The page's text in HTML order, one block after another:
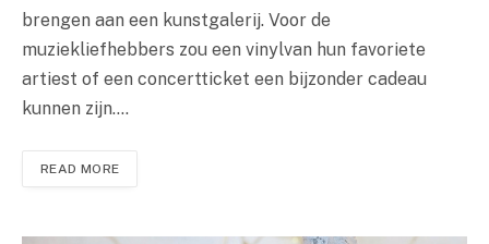
brengen aan een kunstgalerij. Voor de
muziekliefhebbers zou een vinylvan hun favoriete
artiest of een concertticket een bijzonder cadeau
kunnen zijn.…
READ MORE